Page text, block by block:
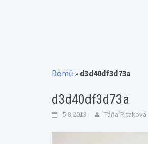
Domů » d3d40df3d73a
d3d40df3d73a
5.8.2018 Táňa Ritzková